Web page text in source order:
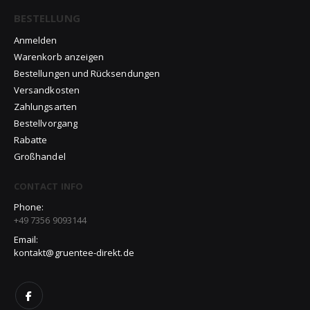
BESTELLUNG
Anmelden
Warenkorb anzeigen
Bestellungen und Rücksendungen
Versandkosten
Zahlungsarten
Bestellvorgang
Rabatte
Großhandel
CONTACT INFO
Phone:
+49 7356 9093144
Email:
kontakt@gruentee-direkt.de